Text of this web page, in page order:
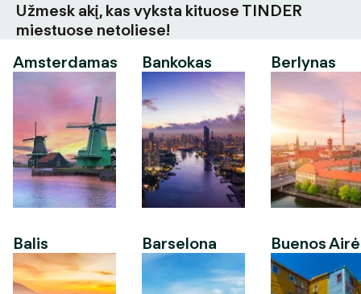
Užmesk akį, kas vyksta kituose TINDER
miestuose netoliese!
Amsterdamas
Balis
Bankokas
Barselona
Berlynas
Buenos